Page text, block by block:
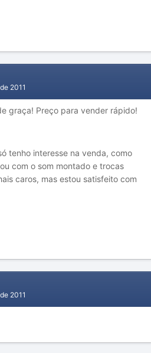
2011
graça! Preço para vender rápido!
tenho interesse na venda, como
com o som montado e trocas
caros, mas estou satisfeito com
2011